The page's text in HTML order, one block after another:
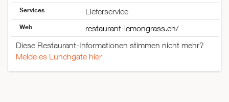
Services Lieferservice
Web
restaurant-lemongrass.ch/
Diese Restaurant-Informationen stimmen nicht mehr?
Melde es Lunchgate hier